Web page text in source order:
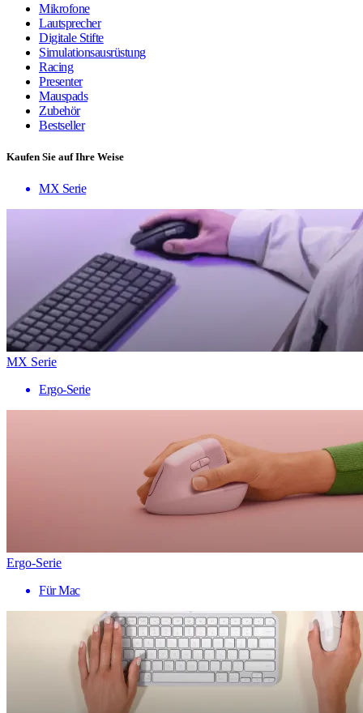
Mikrofone
Lautsprecher
Digitale Stifte
Simulationsausrüstung
Racing
Presenter
Mauspads
Zubehör
Bestseller
Kaufen Sie auf Ihre Weise
MX Serie
MX Serie
Ergo-Serie
Ergo-Serie
Für Mac